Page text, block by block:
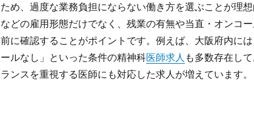
ため、過度な業務負担にならない働き方を選ぶことが理
などの雇用形態だけでなく、残業の有無や当直・オンコ
前に確認することがポイントです。例えば、大阪府内に
ールなし」といった条件の精神科医師求人 も多数存在し
ランスを重視する医師にも対応した求人が増えています。